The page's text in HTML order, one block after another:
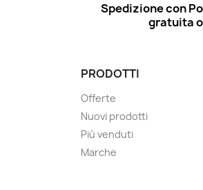
Spedizione con
gratuita
PRODOTTI
Offerte
Nuovi prodotti
Più venduti
Marche